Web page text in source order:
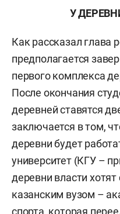
У
Как рассказал глава
предполагается
первого комплекса
После окончания
деревней ставятся
заключается в том,
деревни будет
университет (КГУ –
деревни власти
казанским вузом –
спорта, которая